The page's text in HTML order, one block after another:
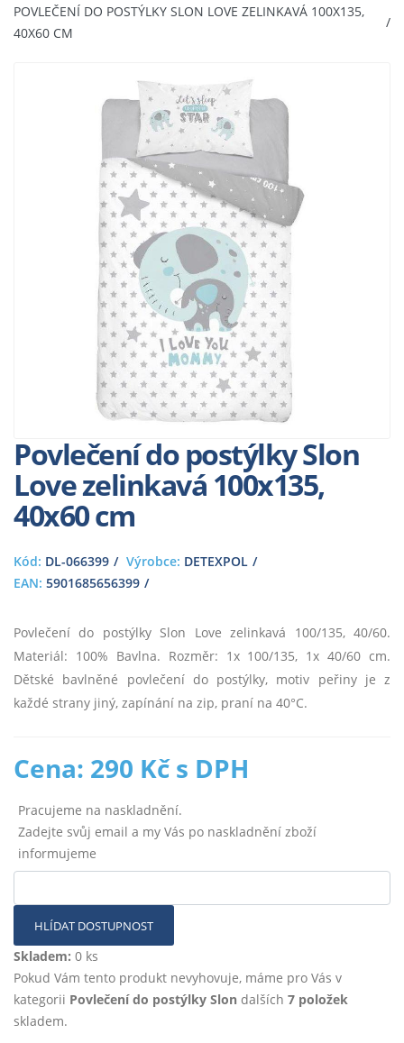
POVLEČENÍ DO POSTÝLKY SLON LOVE ZELINKAVÁ 100X135,
40X60 CM
Povlečení do postýlky Slon
Love zelinkavá 100x135,
40x60 cm
Kód: DL-066399 Výrobce: DETEXPOL
EAN: 5901685656399
Povlečení do postýlky Slon Love zelinkavá 100/135, 40/60.
Materiál: 100% Bavlna. Rozměr: 1x 100/135, 1x 40/60 cm.
Dětské bavlněné povlečení do postýlky, motiv peřiny je z
každé strany jiný, zapínání na zip, praní na 40°C.
Cena: 290 Kč s DPH
Pracujeme na naskladnění.
Zadejte svůj email a my Vás po naskladnění zboží
informujeme
HLÍDAT DOSTUPNOST
Skladem: 0 ks
Pokud Vám tento produkt nevyhovuje, máme pro Vás v
kategorii Povlečení do postýlky Slon dalších 7 položek
skladem.